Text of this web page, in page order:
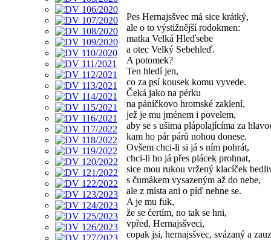
Pes Hernajsšvec má sice krátký,
ale o to výstižnější rodokmen:
matka Velká Hleďsebe
a otec Velký Sebehleď.
A potomek?
Ten hledí jen,
co za psí kousek komu vyvede.
Čeká jako na pérku
na páníčkovo hromské zaklení,
jež je mu jménem i povelem,
aby se s ušima plápolajícíma za
kam ho pár párů nohou donese.
Ovšem chci-li si já s ním pohrát,
chci-li ho já přes plácek prohnat,
sice mou rukou vržený klacíček
s čumákem vysazeným až do nebe,
ale z místa ani o píď nehne se.
A je mu fuk,
že se čertím, no tak se hni,
vpřed, Hernajsšveci,
copak jsi, hernajsšvec, svázaný a